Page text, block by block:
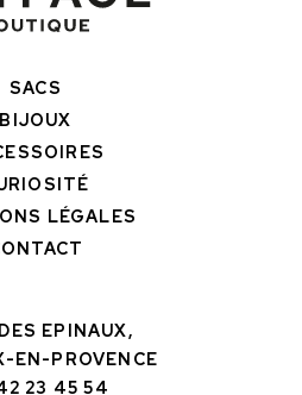
SACS
BIJOUX
LÉGALES
EPINAUX,
EN-PROVENCE
23 45 54